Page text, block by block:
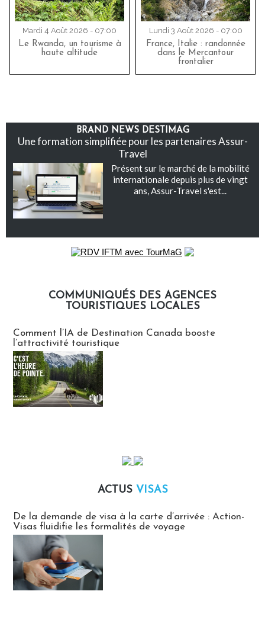
Mardi 4 Août 2026 - 07:00
Le Rwanda, un tourisme à
haute altitude
Lundi 3 Août 2026 - 07:00
France, Italie : randonnée
dans le Mercantour
frontalier
BRAND NEWS DESTIMAG
Une formation simplifiée pour les partenaires Assur-
Travel
Présent sur le marché de la mobilité
internationale depuis plus de vingt
ans, Assur-Travel s'est...
COMMUNIQUÉS DES AGENCES
TOURISTIQUES LOCALES
Comment l’IA de Destination Canada booste
l’attractivité touristique
ACTUS VISAS
De la demande de visa à la carte d’arrivée : Action-
Visas fluidifie les formalités de voyage